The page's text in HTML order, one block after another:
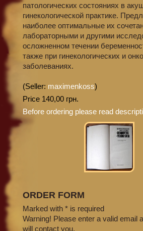
патологических состояниях в
гинекологической практике.
наиболее оптимальные их
лабораторными и другими
осложненном течении
также при гинекологических и
заболеваниях.
(Seller: maximenkoss)
Price 140,00 грн.
Before ordering please read
ORDER FORM
Marked with * is required
Warning! Please enter a valid email
will contact you.